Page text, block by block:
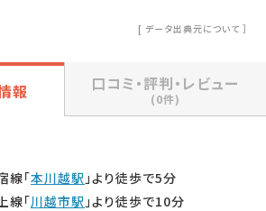
[ データ出典元について ］
報 口コミ・評判・レビュー
(0件)
線「本川越駅」より徒歩で5分
線「川越市駅」より徒歩で10分